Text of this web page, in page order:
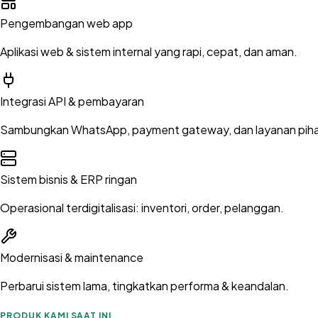
Pengembangan web app
Aplikasi web & sistem internal yang rapi, cepat, dan aman.
Integrasi API & pembayaran
Sambungkan WhatsApp, payment gateway, dan layanan
Sistem bisnis & ERP ringan
Operasional terdigitalisasi: inventori, order, pelanggan.
Modernisasi & maintenance
Perbarui sistem lama, tingkatkan performa & keandalan.
PRODUK KAMI SAAT INI